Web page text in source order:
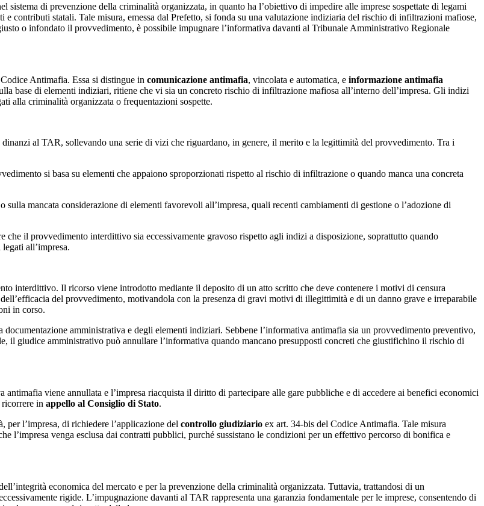
sistema di prevenzione della criminalità organizzata, in quanto ha l’obiettivo di impedire alle imprese sospettate di legami
contributi statali. Tale misura, emessa dal Prefetto, si fonda su una valutazione indiziaria del rischio di infiltrazioni mafiose,
o infondato il provvedimento, è possibile impugnare l’informativa davanti al Tribunale Amministrativo Regionale
Antimafia. Essa si distingue in comunicazione antimafia, vincolata e automatica, e informazione antimafia
base di elementi indiziari, ritiene che vi sia un concreto rischio di infiltrazione mafiosa all’interno dell’impresa. Gli indizi
alla criminalità organizzata o frequentazioni sospette.
al TAR, sollevando una serie di vizi che riguardano, in genere, il merito e la legittimità del provvedimento. Tra i
si basa su elementi che appaiono sproporzionati rispetto al rischio di infiltrazione o quando manca una concreta
mancata considerazione di elementi favorevoli all’impresa, quali recenti cambiamenti di gestione o l’adozione di
che il provvedimento interdittivo sia eccessivamente gravoso rispetto agli indizi a disposizione, soprattutto quando
all’impresa.
interdittivo. Il ricorso viene introdotto mediante il deposito di un atto scritto che deve contenere i motivi di censura
dell’efficacia del provvedimento, motivandola con la presenza di gravi motivi di illegittimità e di un danno grave e irreparabile
in corso.
amministrativa e degli elementi indiziari. Sebbene l’informativa antimafia sia un provvedimento preventivo,
il giudice amministrativo può annullare l’informativa quando mancano presupposti concreti che giustifichino il rischio di
viene annullata e l’impresa riacquista il diritto di partecipare alle gare pubbliche e di accedere ai benefici economici
in appello al Consiglio di Stato.
l’impresa, di richiedere l’applicazione del controllo giudiziario ex art. 34-bis del Codice Antimafia. Tale misura
l’impresa venga esclusa dai contratti pubblici, purché sussistano le condizioni per un effettivo percorso di bonifica e
economica del mercato e per la prevenzione della criminalità organizzata. Tuttavia, trattandosi di un
rigide. L’impugnazione davanti al TAR rappresenta una garanzia fondamentale per le imprese, consentendo di